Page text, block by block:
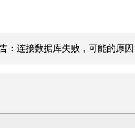
：连接数据库失败，可能的原